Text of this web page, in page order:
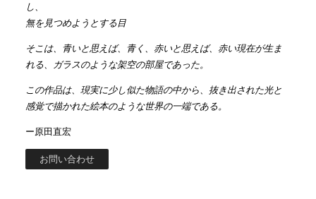
し、
無を見つめようとする目
そこは、青いと思えば、青く、赤いと思えば、赤い現在が生ま
れる、ガラスのような架空の部屋であった。
この作品は、現実に少し似た物語の中から、抜き出された光と
感覚で描かれた絵本のような世界の一端である。
ー原田直宏
お問い合わせ